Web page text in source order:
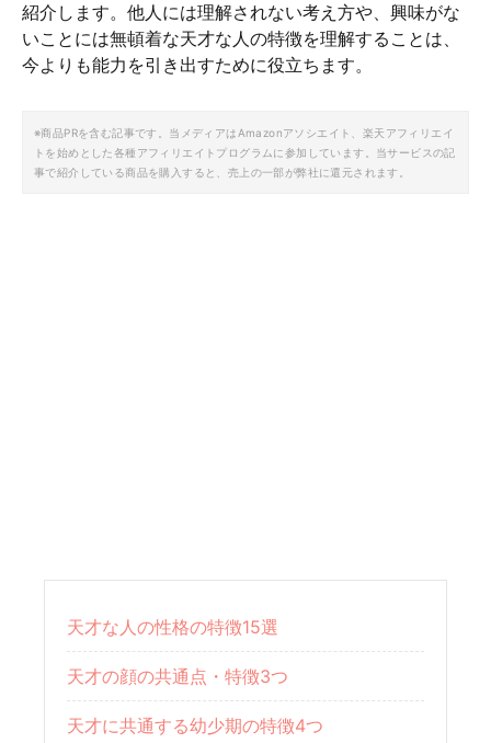
紹介します。他人には理解されない考え方や、興味がな
いことには無頓着な天才な人の特徴を理解することは、
今よりも能力を引き出すために役立ちます。
※商品PRを含む記事です。当メディアはAmazonアソシエイト、楽天アフィリエイ
トを始めとした各種アフィリエイトプログラムに参加しています。当サービスの記
事で紹介している商品を購入すると、売上の一部が弊社に還元されます。
天才な人の性格の特徴15選
天才の顔の共通点・特徴3つ
天才に共通する幼少期の特徴4つ